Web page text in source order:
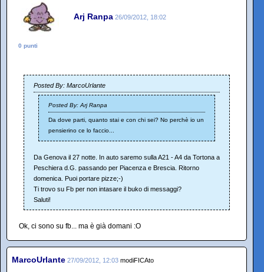
Arj Ranpa 26/09/2012, 18:02
0 punti
Posted By: MarcoUrlante
Posted By: Arj Ranpa
Da dove parti, quanto stai e con chi sei? No perchè io un
pensierino ce lo faccio...
Da Genova il 27 notte. In auto saremo sulla A21 - A4 da Tortona a
Peschiera d.G. passando per Piacenza e Brescia. Ritorno
domenica. Puoi portare pizze;-)
Ti trovo su Fb per non intasare il buko di messaggi?
Saluti!
Ok, ci sono su fb... ma è già domani :O
MarcoUrlante 27/09/2012, 12:03 modiFICAto